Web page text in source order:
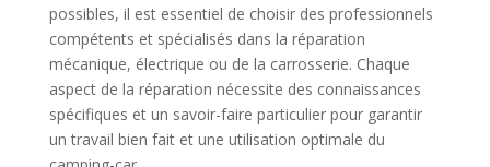
possibles, il est essentiel de choisir des professionnels
compétents et spécialisés dans la réparation
mécanique, électrique ou de la carrosserie. Chaque
aspect de la réparation nécessite des connaissances
spécifiques et un savoir-faire particulier pour garantir
un travail bien fait et une utilisation optimale du